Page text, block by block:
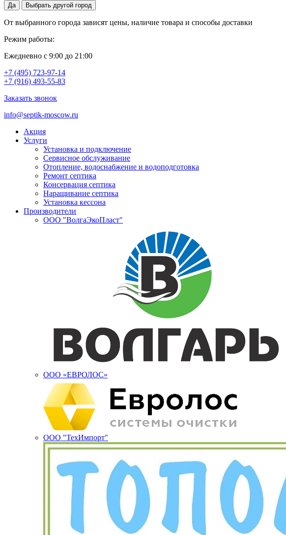
Да Выбрать другой город
От выбранного города зависят цены, наличие товара и способы доставки
Режим работы:
Ежедневно с 9:00 до 21:00
+7 (495) 723-97-14
+7 (916) 493-55-83
Заказать звонок
info@septik-moscow.ru
Акция
Услуги
Установка и подключение
Cервисное обслуживание
Отопление, водоснабжение и водоподготовка
Ремонт септика
Консервация септика
Наращивание септика
Установка кессона
Производители
ООО "ВолгаЭкоПласт"
ООО «ЕВРОЛОС»
ООО "ТехИмпорт"